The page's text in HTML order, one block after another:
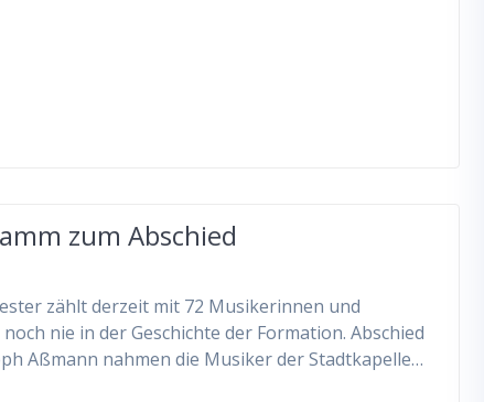
zum Abschied
zählt derzeit mit 72 Musikerinnen und
nie in der Geschichte der Formation. Abschied
Aßmann nahmen die Musiker der Stadtkapelle…